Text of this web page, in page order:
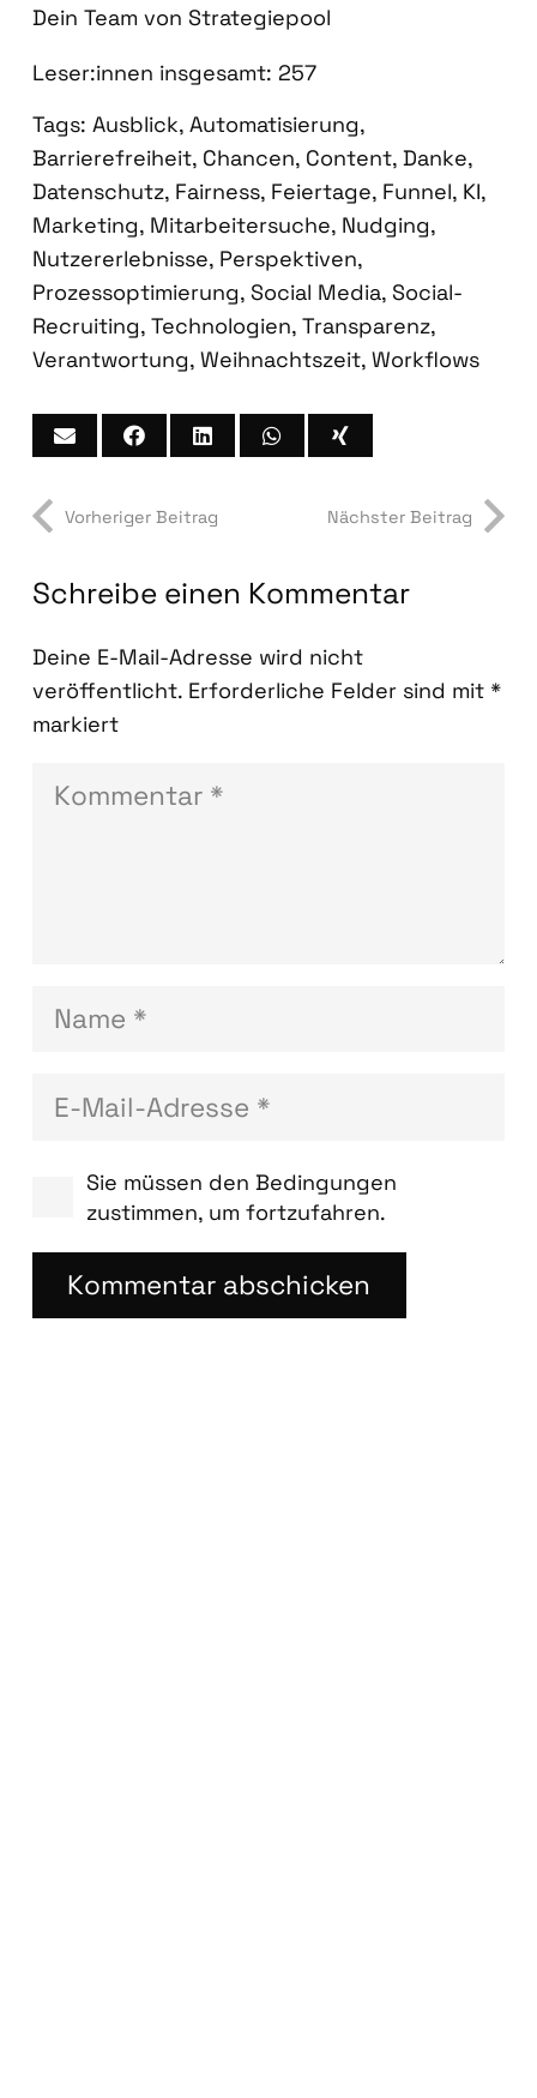
Dein Team von Stra­te­gie­pool
Leser:innen ins­ge­samt: 257
Tags: Ausblick, Automatisierung,
Barrierefreiheit, Chancen, Content, Danke,
Datenschutz, Fairness, Feiertage, Funnel, KI,
Marketing, Mitarbeitersuche, Nudging,
Nutzererlebnisse, Perspektiven,
Prozessoptimierung, Social Media, Social-
Recruiting, Technologien, Transparenz,
Verantwortung, Weihnachtszeit, Workflows
Vorheriger Beitrag Nächster Beitrag
Schreibe einen Kommentar
Deine E-Mail-Adresse wird nicht
veröffentlicht. Erforderliche Felder sind mit *
markiert
Sie müssen den Bedingungen
zustimmen, um fortzufahren.
Kommentar abschicken